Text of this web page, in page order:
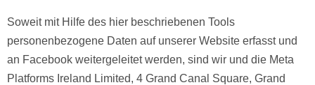
Soweit mit Hilfe des hier beschriebenen Tools
personenbezogene Daten auf unserer Website erfasst und
an Facebook weitergeleitet werden, sind wir und die Meta
Platforms Ireland Limited, 4 Grand Canal Square, Grand